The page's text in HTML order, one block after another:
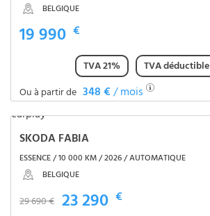
BELGIQUE
19 990 €
TVA 21%
TVA déductible
Ou à partir de 348 €/ mois
SKODA FABIA
ESSENCE / 10 000 KM / 2026 / AUTOMATIQUE
BELGIQUE
29 690 € 23 290 €